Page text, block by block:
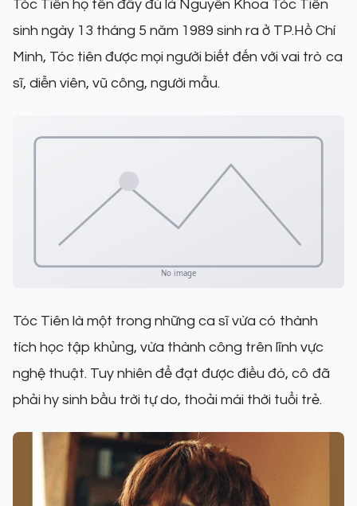
Tóc Tiên họ tên đầy đủ là Nguyễn Khoa Tóc Tiên
sinh ngày 13 tháng 5 năm 1989 sinh ra ở TP.Hồ Chí
Minh, Tóc tiên được mọi người biết đến với vai trò ca
sĩ, diễn viên, vũ công, người mẫu.
Tóc Tiên là một trong những ca sĩ vừa có thành
tích học tập khủng, vừa thành công trên lĩnh vực
nghệ thuật. Tuy nhiên để đạt được điều đó, cô đã
phải hy sinh bầu trời tự do, thoải mái thời tuổi trẻ.